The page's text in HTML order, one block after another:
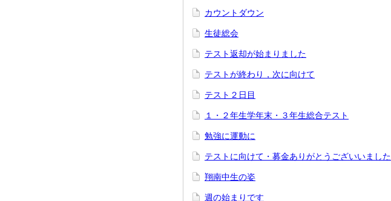
カウントダウン
生徒総会
テスト返却が始まりました
テストが終わり，次に向けて
テスト２日目
１・２年生学年末・３年生総合テスト
勉強に運動に
テストに向けて・募金ありがとうございいました
翔南中生の姿
週の始まりです